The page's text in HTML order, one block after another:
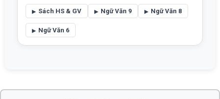
Sách HS & GV Ngữ Văn 9 Ngữ Văn 8
Ngữ Văn 6